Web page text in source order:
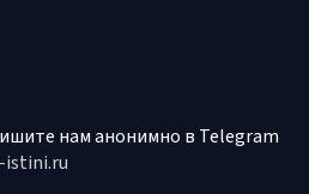
нам анонимно в Telegram